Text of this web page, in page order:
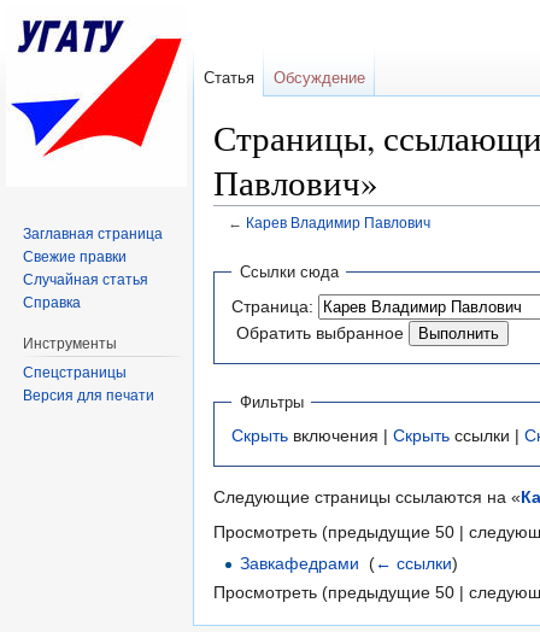
Страницы,
Павлович»
← Карев Владимир Павлович
Ссылки сюда
Страница:
Обратить выбранное
Фильтры
Скрыть включения | Скрыть ссылки |
Следующие страницы ссылаются на «
Просмотреть (предыдущие 50 |
Завкафедрами ‎(← ссылки)
Просмотреть (предыдущие 50 |
Статья Обсуждение
Заглавная страница
Свежие правки
Случайная статья
Справка
Инструменты
Спецстраницы
Версия для печати